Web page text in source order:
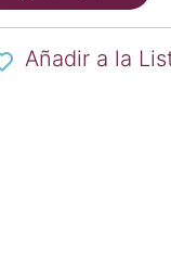
Añadir a la